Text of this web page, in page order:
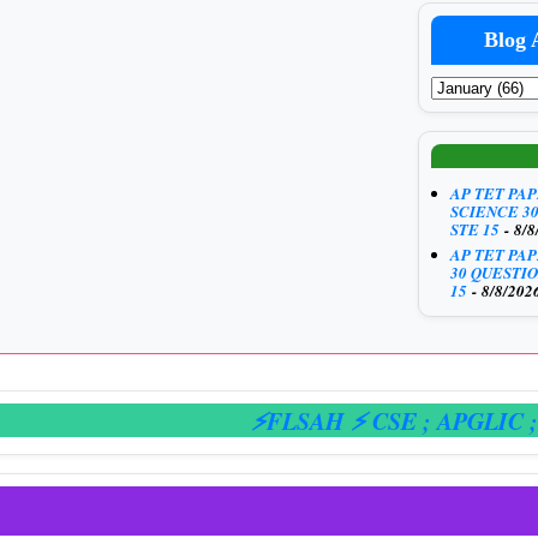
Blog
AP TET
SCIENCE
STE 15 - 8/
AP TET
30
15 - 8/8/
⚡FLSAH ⚡ CSE; APGLIC; E-